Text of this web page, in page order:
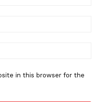
in this browser for the